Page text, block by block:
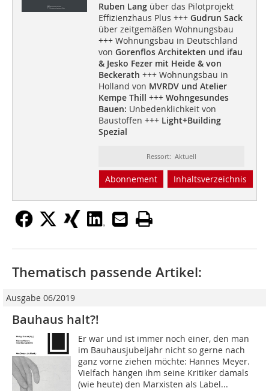
Ruben Langüber das Pilotprojekt
Effizienzhaus Plus +++ Gudrun Sack
über zeitgemäßen Wohnungsbau
+++ Wohnungsbau in Deutschland
von Gorenflos Architekten und ifau
& Jesko Fezer mit Heide & von
Beckerath +++ Wohnungsbau in
Holland von MVRDV und Atelier
Kempe Thill +++ Wohngesundes
Bauen: Unbedenklichkeit von
Baustoffen +++ Light+Building
Spezial
Ressort: Aktuell
Abonnement Inhaltsverzeichnis
Thematisch passende Artikel:
Ausgabe 06/2019
Bauhaus halt?!
Er war und ist immer noch einer, den man
im Bauhausjubeljahr nicht so gerne nach
ganz vorne ziehen möchte: Hannes Meyer.
Vielfach hängen ihm seine Kritiker damals
(wie heute) den Marxisten als Label...